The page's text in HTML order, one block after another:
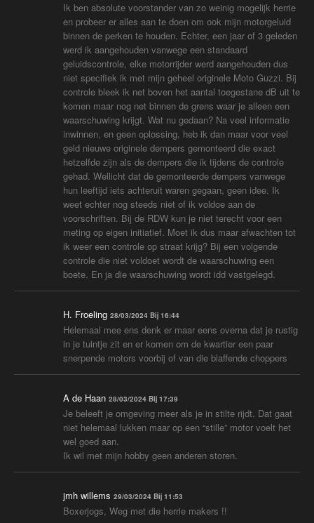
Ik ben absolute voorstander van zo weinig mogelijk herrie
en probeer er alles aan te doen om ook mijn motorgeluid
binnen de perken te houden. Echter, een jaar of 3 geleden
werd ik aangehouden vanwege een standaard
geluidscontrole, elke motorrijder werd aangehouden dus
niet specifiek ik met mijn geheel originele Moto Guzzi. Bij
controle bleek ik net boven het aantal toegestane dB uit te
komen maar nog net binnen de grens waar je alleen een
waarschuwing krijgt. Wat nu gedaan? Na veel informatie
inwinnen, en geen oplossing, heb ik dan maar voor veel
geld nieuwe originele dempers gemonteerd die exact
hetzelfde zijn als de dempers die ik tijdens de controle
gehad. Wellicht dat de gemonteerde dempers vanwege
hun leeftijd iets achteruit waren gegaan, geen idee. Ik
weet echter nog steeds niet of ik voldoe aan de
voorschriften. Bij de RDW kun je niet terecht voor een
meting op eigen initiatief. Moet ik dus maar afwachten tot
ik weer een controle op straat krijg? Bij een volgende
controle die niet voldoet wordt de waarschuwing een
boete. En ja die waarschuwing wordt idd vastgelegd.
H. Froeling 28/03/2024 Bij 16:44
Helemaal mee ens denk er maar eens overna dat je rustig
in je tuintje zit en er komen om de kwartier een paar
snerpende motors voorbij of van die blaffende choppers
A de Haan 28/03/2024 Bij 17:39
Je beleeft je omgeving meer als je in stilte rijdt. Dat gaat
niet helemaal lukken maar op een “stille” motor voelt het
wel goed aan.
Ik wil met mijn hobby geen anderen storen.
jmh willems 29/03/2024 Bij 11:53
Boxerjogs, Weg met die herrie makers !!